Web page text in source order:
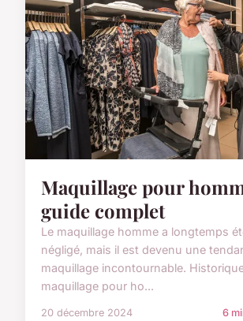
Maquillage pour
guide complet
Le maquillage homme a longtemps
négligé, mais il est devenu une
maquillage incontournable.
maquillage pour ho...
20 décembre 2024 6